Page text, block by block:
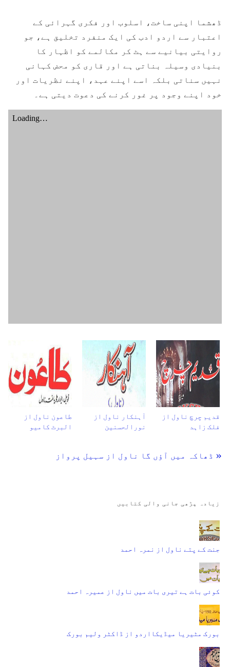
ڈھشما اپنی ساخت، اسلوب اور فکری گہرائی کے
اعتبار سے اردو ادب کی ایک منفرد تخلیق ہے، جو
روایتی بیانیے سے ہٹ کر مکالمے کو اظہار کا
بنیادی وسیلہ بناتی ہے اور قاری کو محض کہانی
نہیں سناتی بلکہ اسے اپنے عہد، اپنے نظریات اور
خود اپنے وجود پر غور کرنے کی دعوت دیتی ہے۔
طاعون ناول از
البرٹ کامیو
آہنکار ناول از
نورالحسنین
قدیم چرچ ناول از
فلک زاہد
« ڈھاکہ میں آؤں گا ناول از سہیل پرواز
زیادہ پڑھی جانی والی کتابیں
جنت کے پتے ناول از نمرہ احمد
کوئی بات ہے تیری بات میں ناول از عمیرہ احمد
بورک مٹیریا میڈیکااردو از ڈاکٹر ولیم بورک